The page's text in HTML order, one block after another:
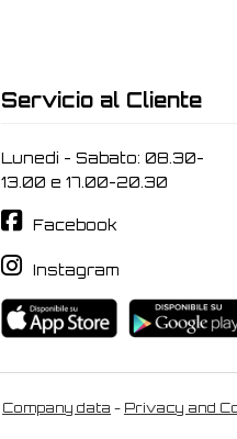
Servicio al Cliente
Lunedi - Sabato: 08.30-
13.00 e 17.00-20.30
Facebook
Instagram
Company data - Privacy and